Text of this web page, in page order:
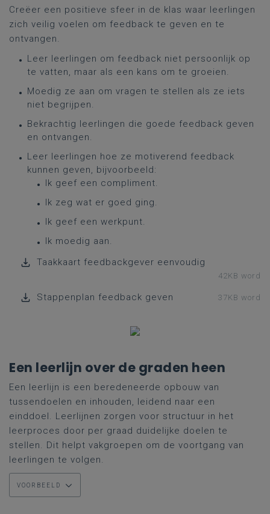
Creëer een positieve sfeer in de klas waar leerlingen
zich veilig voelen om feedback te geven en te
ontvangen.
Leer leerlingen om feedback niet persoonlijk op
te vatten, maar als een kans om te groeien.
Moedig ze aan om vragen te stellen als ze iets
niet begrijpen.
Bekrachtig leerlingen die goede feedback geven
en ontvangen.
Leer leerlingen hoe ze motiverend feedback
kunnen geven, bijvoorbeeld:
Ik geef een compliment.
Ik zeg wat er goed ging.
Ik geef een werkpunt.
Ik moedig aan.
Taakkaart feedbackgever eenvoudig
42KB word
Stappenplan feedback geven 37KB word
Een leerlijn over de graden heen
Een leerlijn is een beredeneerde opbouw van
tussendoelen en inhouden, leidend naar een
einddoel. Leerlijnen zorgen voor structuur in het
leerproces door per graad duidelijke doelen te
stellen. Dit helpt vakgroepen om de voortgang van
leerlingen te volgen.
VOORBEELD